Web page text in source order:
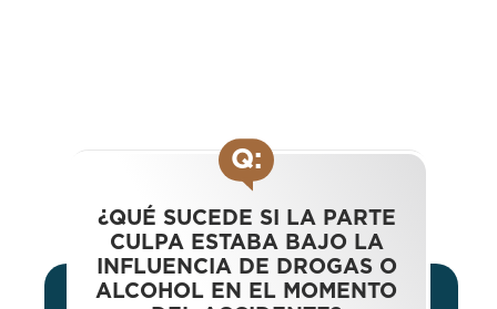
Q:
¿QUÉ SUCEDE SI LA PARTE
CULPA ESTABA BAJO LA
INFLUENCIA DE DROGAS O
ALCOHOL EN EL MOMENTO